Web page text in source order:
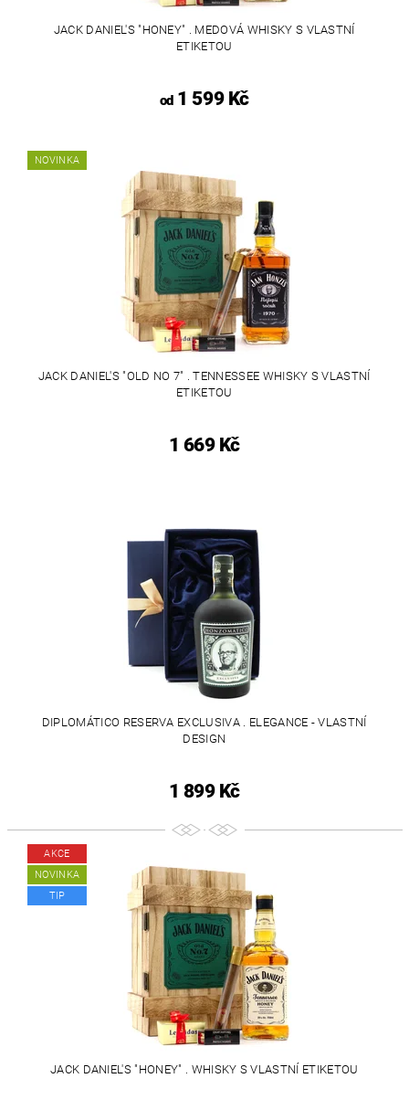
JACK DANIEL'S "HONEY" . MEDOVÁ WHISKY S VLASTNÍ
ETIKETOU
od1 599 Kč
NOVINKA
JACK DANIEL'S "OLD NO 7" . TENNESSEE WHISKY S VLASTNÍ
ETIKETOU
1 669 Kč
DIPLOMÁTICO RESERVA EXCLUSIVA . ELEGANCE - VLASTNÍ
DESIGN
1 899 Kč
AKCE
NOVINKA
TIP
JACK DANIEL'S "HONEY" . WHISKY S VLASTNÍ ETIKETOU